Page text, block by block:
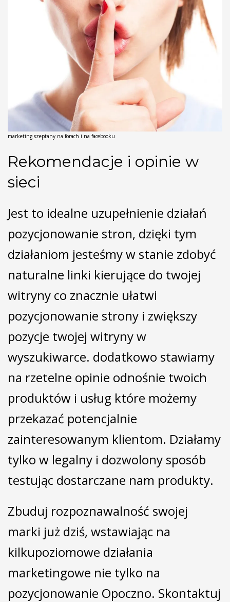
marketing szeptany na forach i na facebooku
Rekomendacje i opinie w
sieci
Jest to idealne uzupełnienie działań
pozycjonowanie stron, dzięki tym
działaniom jesteśmy w stanie zdobyć
naturalne linki kierujące do twojej
witryny co znacznie ułatwi
pozycjonowanie strony i zwiększy
pozycje twojej witryny w
wyszukiwarce. dodatkowo stawiamy
na rzetelne opinie odnośnie twoich
produktów i usług które możemy
przekazać potencjalnie
zainteresowanym klientom. Działamy
tylko w legalny i dozwolony sposób
testując dostarczane nam produkty.
Zbuduj rozpoznawalność swojej
marki już dziś, wstawiając na
kilkupoziomowe działania
marketingowe nie tylko na
pozycjonowanie Opoczno. Skontaktuj